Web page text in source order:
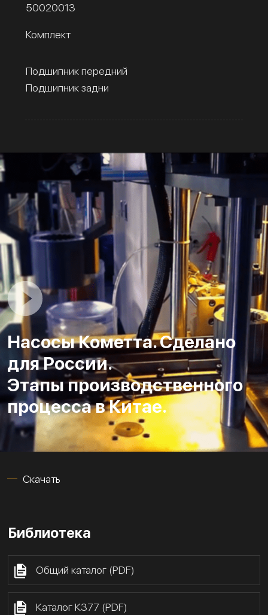
50020013
Комплект
Подшипник передний
Подшипник задни
Насосы Кометта. Сделано
для России.
Этапы производственного
процесса в Китае.
Скачать
Библиотека
Общий каталог (PDF)
Каталог К377 (PDF)